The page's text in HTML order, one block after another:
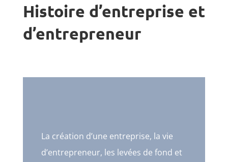
Histoire d’entreprise et
d’entrepreneur
La création d’une entreprise, la vie
d’entrepreneur, les levées de fond et